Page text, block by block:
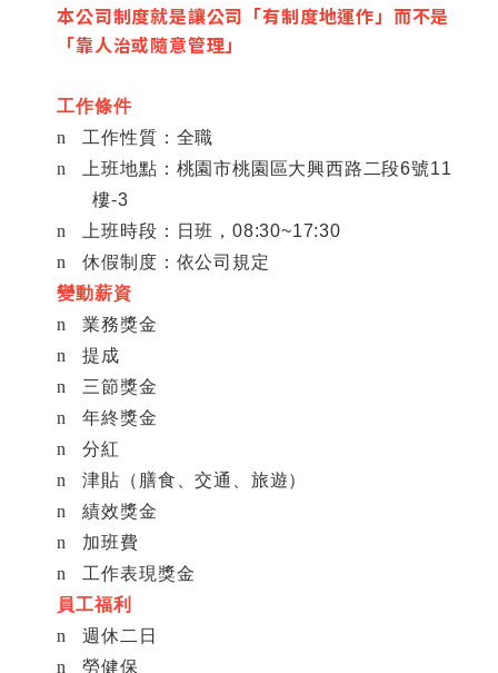
本公司制度就是讓公司「有制度地運作」而不是
「靠人治或隨意管理」
工作條件
n
工作性質：全職
n
上班地點：桃園市桃園區大興西路二段6號11
樓-3
n
上班時段：日班， 08:30~17:30
n
休假制度：依公司規定
變動薪資
n
業務獎金
n
提成
n
三節獎金
n
年終獎金
n
分紅
n
津貼（膳食、交通、旅遊）
n
績效獎金
n
加班費
n
工作表現獎金
員工福利
n
週休二日
n
勞健保